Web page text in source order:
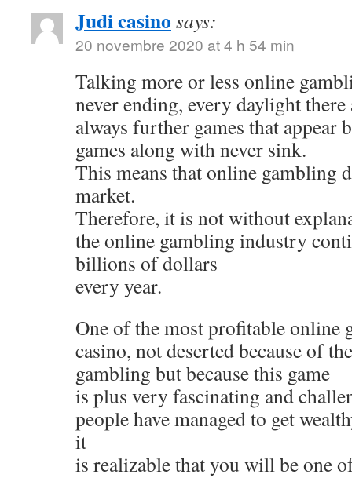
Judi casino says:
20 novembre 2020 at 4 h 54 min
Talking more or less online
never ending, every daylight there
always further games that appear
games along with never sink.
This means that online gambling
market.
Therefore, it is not without
the online gambling industry
billions of dollars
every year.
One of the most profitable online
casino, not deserted because of
gambling but because this game
is plus very fascinating and
people have managed to get
it
is realizable that you will be one